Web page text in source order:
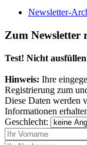
Newsletter-
Zum Newsletter
Test! Nicht
Hinweis: Ihre
Registrierung zum
Diese Daten werden
Informationen
Geschlecht: